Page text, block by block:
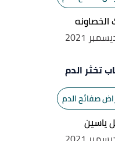
low platelet count
الخصاونه
تخثر الدم
صفائح الدم
ياسين